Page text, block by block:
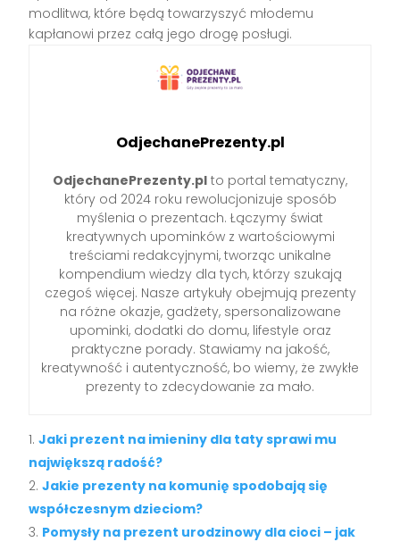
modlitwa, które będą towarzyszyć młodemu
kapłanowi przez całą jego drogę posługi.
OdjechanePrezenty.pl
OdjechanePrezenty.pl to portal tematyczny,
który od 2024 roku rewolucjonizuje sposób
myślenia o prezentach. Łączymy świat
kreatywnych upominków z wartościowymi
treściami redakcyjnymi, tworząc unikalne
kompendium wiedzy dla tych, którzy szukają
czegoś więcej. Nasze artykuły obejmują prezenty
na różne okazje, gadżety, spersonalizowane
upominki, dodatki do domu, lifestyle oraz
praktyczne porady. Stawiamy na jakość,
kreatywność i autentyczność, bo wiemy, że zwykłe
prezenty to zdecydowanie za mało.
Jaki prezent na imieniny dla taty sprawi mu
największą radość?
Jakie prezenty na komunię spodobają się
współczesnym dzieciom?
Pomysły na prezent urodzinowy dla cioci – jak